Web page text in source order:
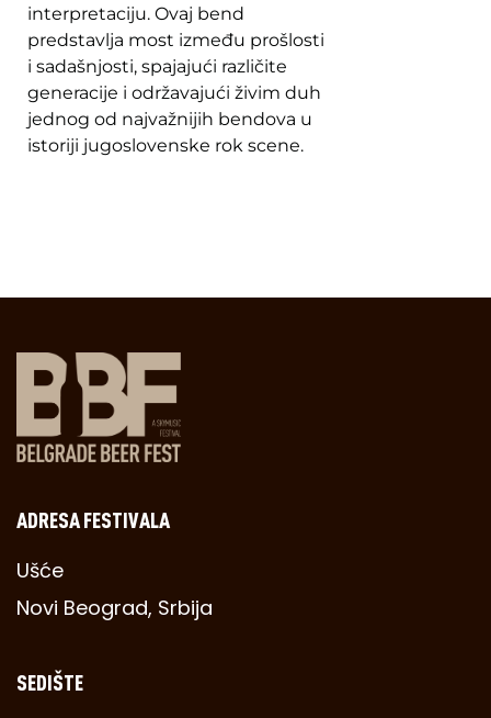
interpretaciju. Ovaj bend
predstavlja most između prošlosti
i sadašnjosti, spajajući različite
generacije i održavajući živim duh
jednog od najvažnijih bendova u
istoriji jugoslovenske rok scene.
ADRESA FESTIVALA
Ušće
Novi Beograd, Srbija
SEDIŠTE